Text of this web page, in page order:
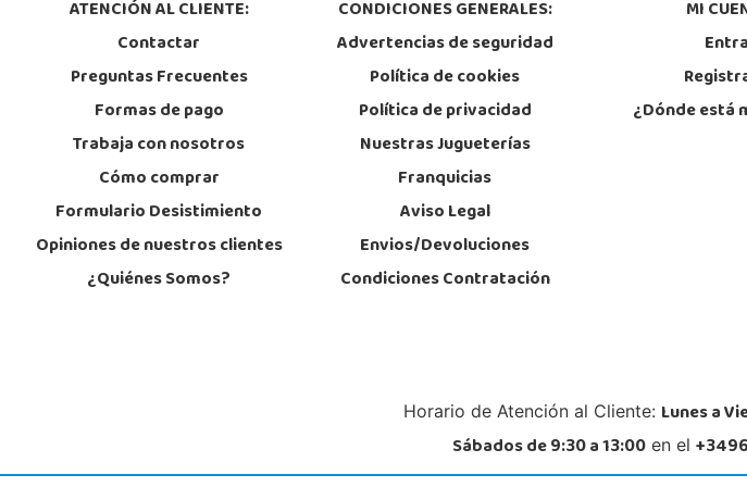
Localizar Tienda
AV/ Vegas Altas Nº 27-2
924 805 636
Localizar Tienda
STOCK DISPONIBLE
Juguetilandia
19002, Guadalajara
949227446
Localizar Tienda
ATENCIÓN AL CLIENTE:
Contactar
Preguntas Frecuentes
Formas de pago
Trabaja con nosotros
Cómo comprar
Formulario Desistimiento
Opiniones de nuestros clientes
¿Quiénes Somos?
CONDICIONES GENERALES:
Advertencias de seguridad
Política de cookies
Política de privacidad
Nuestras Jugueterías
Franquicias
Aviso Legal
Envios/Devoluciones
Condiciones Contratación
MI
¿Dónde está
Horario de Atención al Cliente: Lunes a
Sábados de 9:30 a 13:00en el